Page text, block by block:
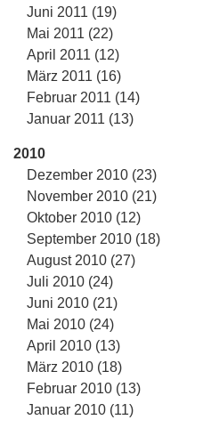
Juni 2011 (19)
Mai 2011 (22)
April 2011 (12)
März 2011 (16)
Februar 2011 (14)
Januar 2011 (13)
2010
Dezember 2010 (23)
November 2010 (21)
Oktober 2010 (12)
September 2010 (18)
August 2010 (27)
Juli 2010 (24)
Juni 2010 (21)
Mai 2010 (24)
April 2010 (13)
März 2010 (18)
Februar 2010 (13)
Januar 2010 (11)